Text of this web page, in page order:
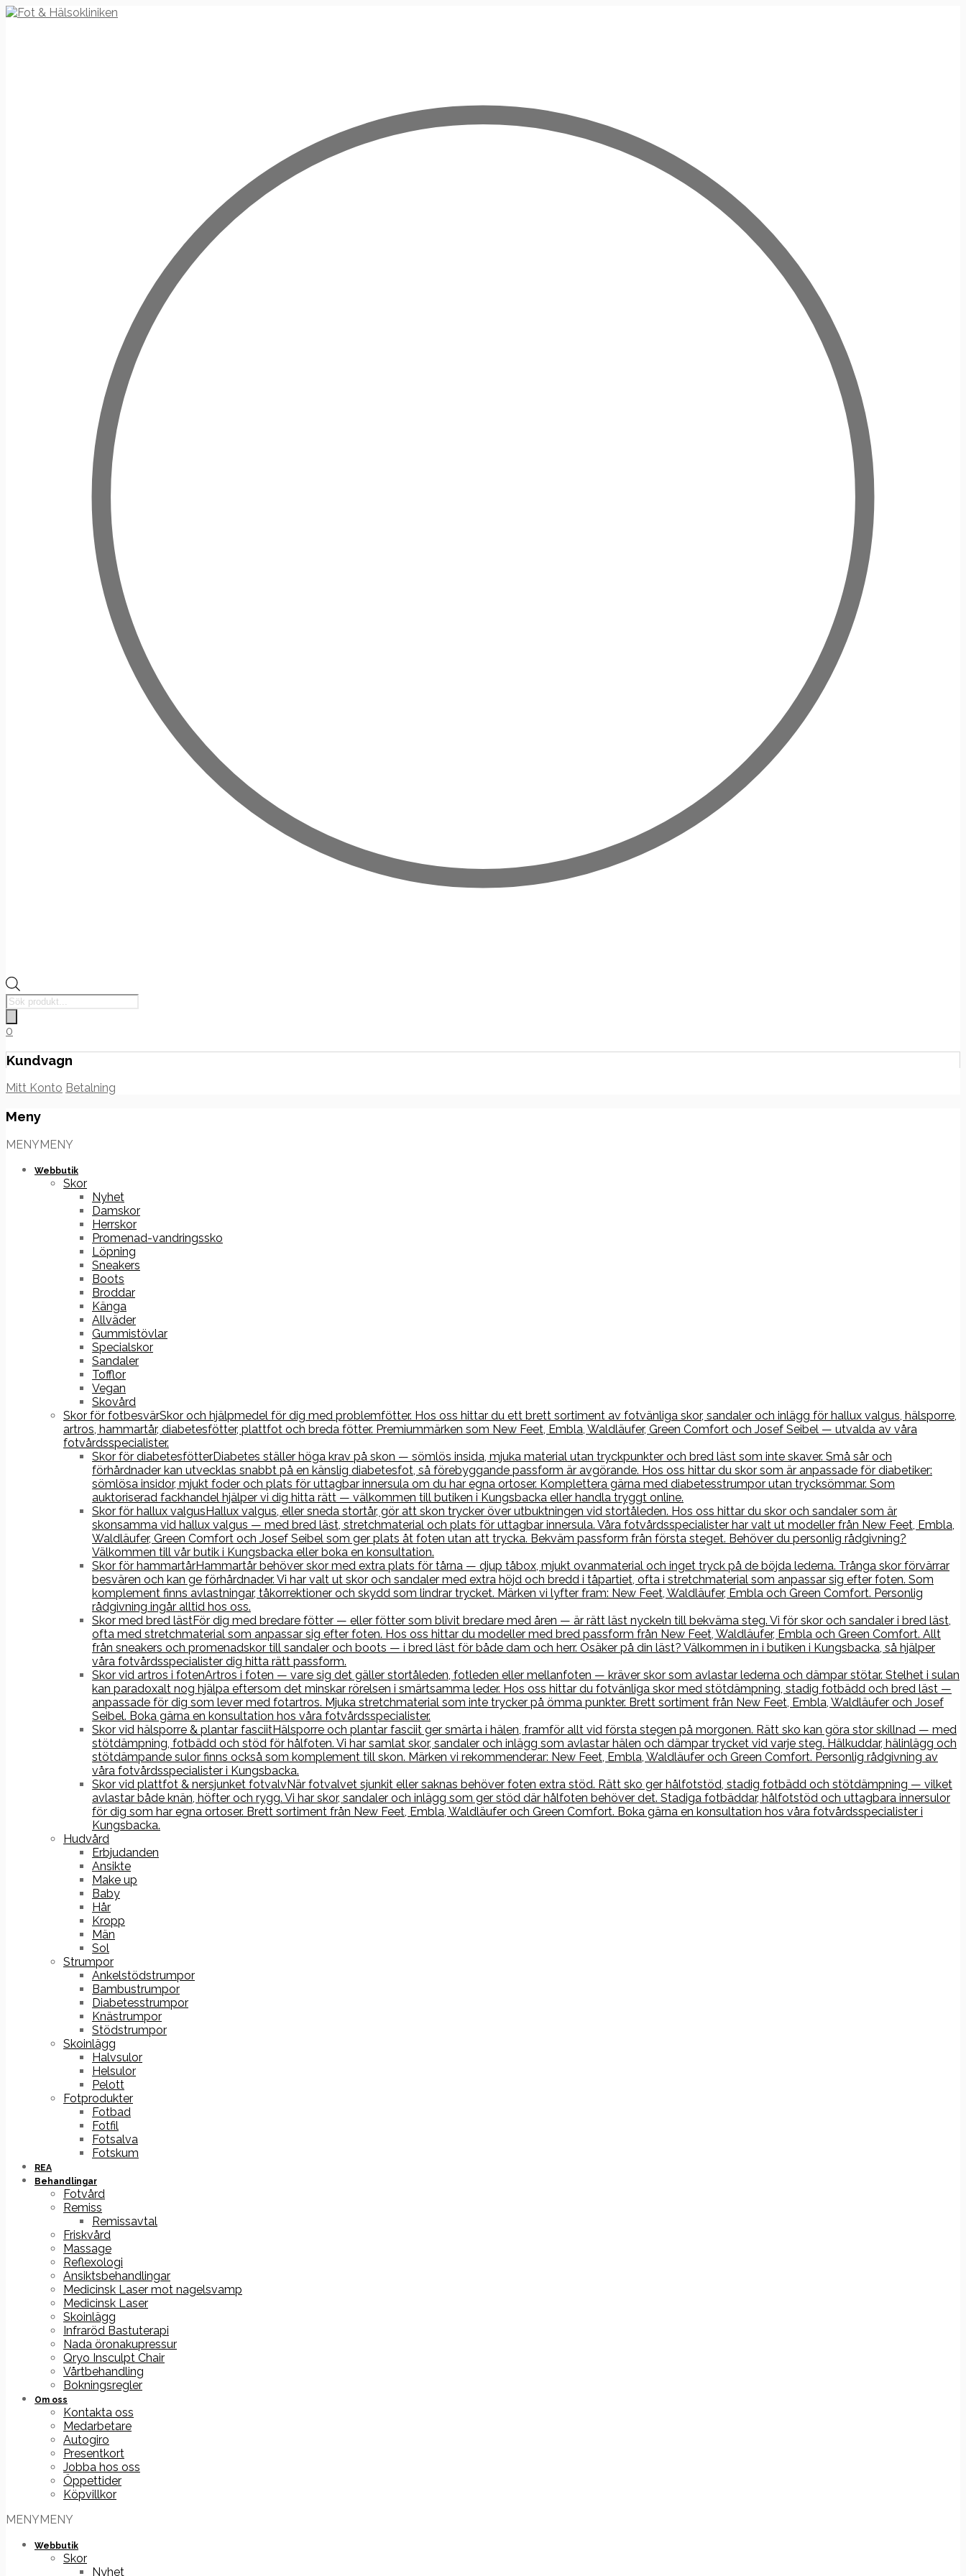
Products
search
0
Kundvagn
Mitt Konto Betalning
Meny
Hoppa
innehåll
MENYMENY
Webbutik
Skor
Nyhet
Damskor
Herrskor
Promenad-vandringssko
Löpning
Sneakers
Boots
Broddar
Känga
Allväder
Gummistövlar
Specialskor
Sandaler
Tofflor
Vegan
Skovård
Skor för fotbesvärSkor och hjälpmedel för dig med problemfötter. Hos oss hittar du ett brett sortiment av fotvänliga skor, sandaler och inlägg för hallux valgus, hälsporre,
artros, hammartår, diabetesfötter, plattfot och breda fötter. Premiummärken som New Feet, Embla, Waldläufer, Green Comfort och Josef Seibel — utvalda av våra
fotvårdsspecialister.
Skor för diabetesfötterDiabetes ställer höga krav på skon — sömlös insida, mjuka material utan tryckpunkter och bred läst som inte skaver. Små sår och
förhårdnader kan utvecklas snabbt på en känslig diabetesfot, så förebyggande passform är avgörande. Hos oss hittar du skor som är anpassade för diabetiker:
sömlösa insidor, mjukt foder och plats för uttagbar innersula om du har egna ortoser. Komplettera gärna med diabetesstrumpor utan trycksömmar. Som
auktoriserad fackhandel hjälper vi dig hitta rätt — välkommen till butiken i Kungsbacka eller handla tryggt online.
Skor för hallux valgusHallux valgus, eller sneda stortår, gör att skon trycker över utbuktningen vid stortåleden. Hos oss hittar du skor och sandaler som är
skonsamma vid hallux valgus — med bred läst, stretchmaterial och plats för uttagbar innersula. Våra fotvårdsspecialister har valt ut modeller från New Feet, Embla,
Waldläufer, Green Comfort och Josef Seibel som ger plats åt foten utan att trycka. Bekväm passform från första steget. Behöver du personlig rådgivning?
Välkommen till vår butik i Kungsbacka eller boka en konsultation.
Skor för hammartårHammartår behöver skor med extra plats för tårna — djup tåbox, mjukt ovanmaterial och inget tryck på de böjda lederna. Trånga skor förvärrar
besvären och kan ge förhårdnader. Vi har valt ut skor och sandaler med extra höjd och bredd i tåpartiet, ofta i stretchmaterial som anpassar sig efter foten. Som
komplement finns avlastningar, tåkorrektioner och skydd som lindrar trycket. Märken vi lyfter fram: New Feet, Waldläufer, Embla och Green Comfort. Personlig
rådgivning ingår alltid hos oss.
Skor med bred lästFör dig med bredare fötter — eller fötter som blivit bredare med åren — är rätt läst nyckeln till bekväma steg. Vi för skor och sandaler i bred läst,
ofta med stretchmaterial som anpassar sig efter foten. Hos oss hittar du modeller med bred passform från New Feet, Waldläufer, Embla och Green Comfort. Allt
från sneakers och promenadskor till sandaler och boots — i bred läst för både dam och herr. Osäker på din läst? Välkommen in i butiken i Kungsbacka, så hjälper
våra fotvårdsspecialister dig hitta rätt passform.
Skor vid artros i fotenArtros i foten — vare sig det gäller stortåleden, fotleden eller mellanfoten — kräver skor som avlastar lederna och dämpar stötar. Stelhet i sulan
kan paradoxalt nog hjälpa eftersom det minskar rörelsen i smärtsamma leder. Hos oss hittar du fotvänliga skor med stötdämpning, stadig fotbädd och bred läst —
anpassade för dig som lever med fotartros. Mjuka stretchmaterial som inte trycker på ömma punkter. Brett sortiment från New Feet, Embla, Waldläufer och Josef
Seibel. Boka gärna en konsultation hos våra fotvårdsspecialister.
Skor vid hälsporre & plantar fasciitHälsporre och plantar fasciit ger smärta i hälen, framför allt vid första stegen på morgonen. Rätt sko kan göra stor skillnad — med
stötdämpning, fotbädd och stöd för hålfoten. Vi har samlat skor, sandaler och inlägg som avlastar hälen och dämpar trycket vid varje steg. Hälkuddar, hälinlägg och
stötdämpande sulor finns också som komplement till skon. Märken vi rekommenderar: New Feet, Embla, Waldläufer och Green Comfort. Personlig rådgivning av
våra fotvårdsspecialister i Kungsbacka.
Skor vid plattfot & nersjunket fotvalvNär fotvalvet sjunkit eller saknas behöver foten extra stöd. Rätt sko ger hålfotstöd, stadig fotbädd och stötdämpning — vilket
avlastar både knän, höfter och rygg. Vi har skor, sandaler och inlägg som ger stöd där hålfoten behöver det. Stadiga fotbäddar, hålfotstöd och uttagbara innersulor
för dig som har egna ortoser. Brett sortiment från New Feet, Embla, Waldläufer och Green Comfort. Boka gärna en konsultation hos våra fotvårdsspecialister i
Kungsbacka.
Hudvård
Erbjudanden
Ansikte
Make up
Baby
Hår
Kropp
Män
Sol
Strumpor
Ankelstödstrumpor
Bambustrumpor
Diabetesstrumpor
Knästrumpor
Stödstrumpor
Skoinlägg
Halvsulor
Helsulor
Pelott
Fotprodukter
Fotbad
Fotfil
Fotsalva
Fotskum
REA
Behandlingar
Fotvård
Remiss
Remissavtal
Friskvård
Massage
Reflexologi
Ansiktsbehandlingar
Medicinsk Laser mot nagelsvamp
Medicinsk Laser
Skoinlägg
Infraröd Bastuterapi
Nada öronakupressur
Qryo Insculpt Chair
Vårtbehandling
Bokningsregler
Om oss
Kontakta oss
Medarbetare
Autogiro
Presentkort
Jobba hos oss
Öppettider
Köpvillkor
MENYMENY
Webbutik
Skor
Nyhet